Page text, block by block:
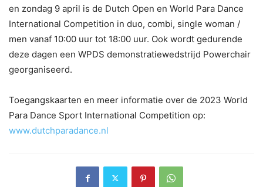
en zondag 9 april is de Dutch Open en World Para Dance
International Competition in duo, combi, single woman /
men vanaf 10:00 uur tot 18:00 uur. Ook wordt gedurende
deze dagen een WPDS demonstratiewedstrijd Powerchair
georganiseerd.
Toegangskaarten en meer informatie over de 2023 World
Para Dance Sport International Competition op:
www.dutchparadance.nl